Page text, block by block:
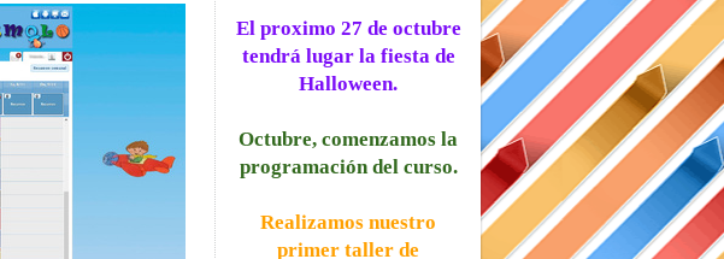
El proximo 27 de octubre
tendrá lugar la fiesta de
Halloween.
Octubre, comenzamos la
programación del curso.
Realizamos nuestro
primer taller de